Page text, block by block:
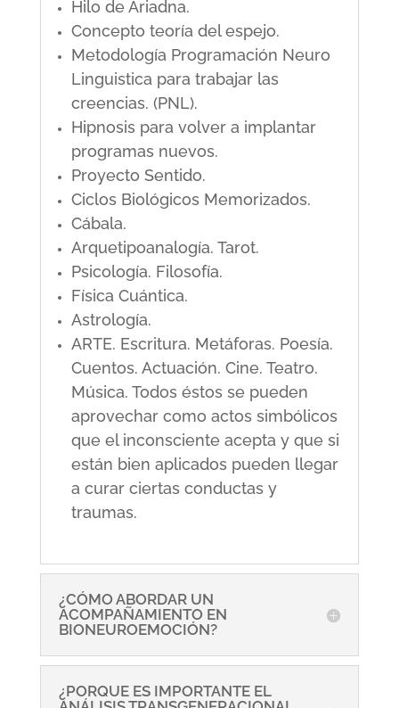
Hilo de Ariadna.
Concepto teoría del espejo.
Metodología Programación Neuro
Linguistica para trabajar las
creencias. (PNL).
Hipnosis para volver a implantar
programas nuevos.
Proyecto Sentido.
Ciclos Biológicos Memorizados.
Cábala.
Arquetipoanalogía. Tarot.
Psicología. Filosofía.
Física Cuántica.
Astrología.
ARTE. Escritura. Metáforas. Poesía.
Cuentos. Actuación. Cine. Teatro.
Música. Todos éstos se pueden
aprovechar como actos simbólicos
que el inconsciente acepta y que si
están bien aplicados pueden llegar
a curar ciertas conductas y
traumas.
¿CÓMO ABORDAR UN
ACOMPAÑAMIENTO EN
BIONEUROEMOCIÓN?
¿PORQUE ES IMPORTANTE EL